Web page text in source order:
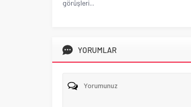
görüşleri...
YORUMLAR